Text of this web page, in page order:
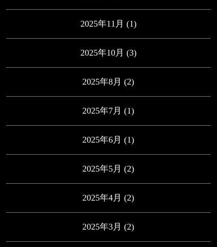
2025年11月 (1)
2025年10月 (3)
2025年8月 (2)
2025年7月 (1)
2025年6月 (1)
2025年5月 (2)
2025年4月 (2)
2025年3月 (2)